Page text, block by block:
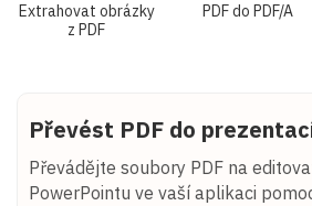
Extrahovat obrázky
z PDF
PDF do PDF/A
Převést PDF do
Převádějte soubory PDF na
PowerPointu ve vaší aplikaci